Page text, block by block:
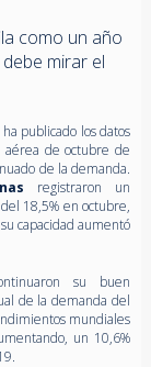
como un año
mirar el
publicado los datos
aérea de octubre de
de la demanda.
registraron un
18,5% en octubre,
capacidad aumentó
su buen
de la demanda del
mundiales
un 10,6%